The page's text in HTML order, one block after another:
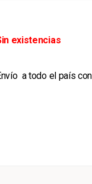
existencias
a todo el país con